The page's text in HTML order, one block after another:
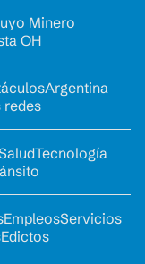
Minero
OH
Argentina
redes
Tecnología
EmpleosServicios
Edictos